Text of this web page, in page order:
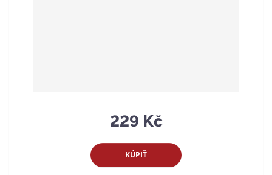
229 Kč
KÚPIŤ